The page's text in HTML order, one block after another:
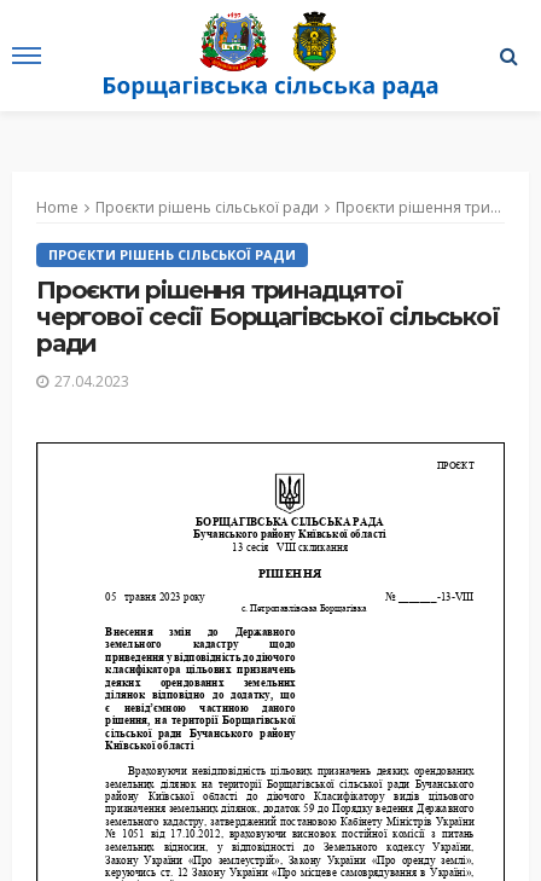
Home Проєкти рішень сільської ради Проєкти рішення тринадцятої чергової сесії Борщагівської сільської ради
ПРОЄКТИ РІШЕНЬ СІЛЬСЬКОЇ РАДИ
Проєкти рішення тринадцятої
чергової сесії Борщагівської сільської
ради
27.04.2023